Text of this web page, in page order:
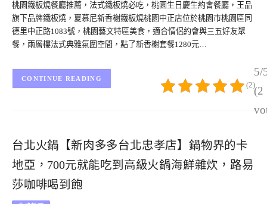
桃園鐵板燒餐廳推薦，法式鐵板燒必吃，桃園生日慶生約會餐廳，王品
旗下品牌鐵板燒，夏慕尼新香榭鐵板燒桃園中正店位於桃園市桃園區同
德里中正路1083號，桃園藝文特區美食，適合情侶約會與三五好友聚
餐，兩層樓法式典雅氛圍空間，點了新香榭套餐1280元…
5/
(2
(2)
CONTINUE READING
台北火鍋【新肉多多台北忠孝店】鍋物界的卡
地亞，700元就能吃到高級火鍋海鮮雜炊，路易
莎咖啡喝到飽